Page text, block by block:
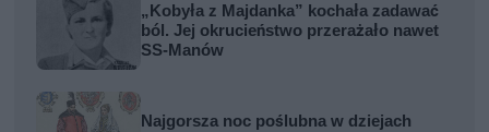
„Kobyła z Majdanka” kochała zadawać
ból. Jej okrucieństwo przerażało nawet
SS-Manów
Najgorsza noc poślubna w dziejach